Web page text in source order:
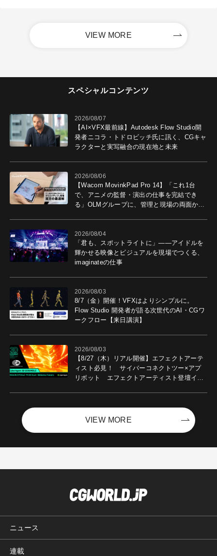
VIEW MORE
スペシャルコンテンツ
2026/08/07
【AI×VFX最前線】Autodesk Flow Studio開
発者ニコラ・トドロビッチ氏に訊く、CGキャ
ラクターと実写融合の現在地と未来
2026/08/06
【Wacom MovinkPad Pro 14】「これ1台
で、アニメの監督・演出の仕事を完結でき
る」OLMグループに、管理と現場の両面から
2026/08/04
「君も、スポットライトに」――アイドルを
輝かせる映像とビジュアルを現場でつくる、
imaginateの仕事
2026/08/03
8/7（金）開催！VFXはよりシンプルに。
Flow Studio 開発者が語る次世代のAI・CGワ
ークフロー【来日講演】
2026/08/03
【8/27（木）リアル開催】エフェクトアーテ
ィスト必見！ サイバーコネクトツー×アプ
リボット エフェクトアーティスト登壇イベ
VIEW MORE
ニュース
連載